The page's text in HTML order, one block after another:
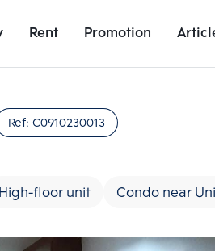
Rent Promotion
Ref: C0910230013
High-floor unit Condo near